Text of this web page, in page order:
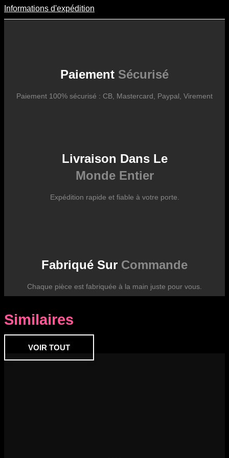
Informations D'expédition
des fluctuations tarifaires des transporteurs internationaux.
Informations d'expédition
Paiement Sécurisé
Paiement 100% sécurisé : CB, Mastercard, Paypal, Virement
Livraison Dans Le
Monde Entier
Expédition rapide et fiable à votre porte.
Fabriqué Sur Commande
Chaque pièce est fabriquée à la main juste pour vous.
Similaires
VOIR TOUT